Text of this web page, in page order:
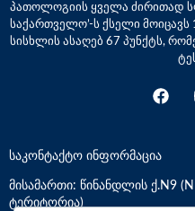
პათოლოგიის ყველა ძირითად
საქართველო’-ს ქსელი
სისხლის ასაღებ 67 პუნქტს,
საკონტაქტო ინფორმაცია
მისამართი: წინანდლის ქ.N9
ტერიტორია)